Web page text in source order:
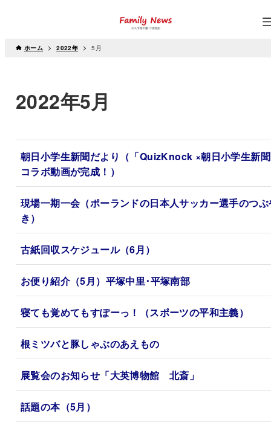
ホーム 2022年 5月
2022年5月
朝日小学生新聞だより（「QuizKnock ×朝日小学生新
コラボ動画が完成！）
現場一期一会（ポーランドの日本人サッカー選手のつぶ
き）
古紙回収スケジュール（6月）
お便り紹介（5月）平塚中里･平塚南部
寝ても覚めてもすぽーっ！（スポーツの平和主義）
根ミツバと豚しゃぶのあえもの
展覧会のお知らせ「大英博物館 北斎」
話題の本（5月）